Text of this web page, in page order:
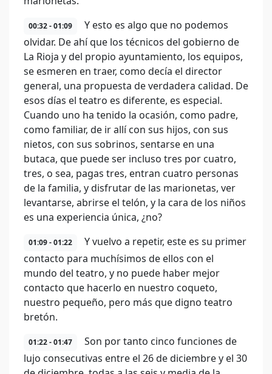
00:32 - 01:09
Y esto es algo que no podemos
olvidar. De ahí que los técnicos del gobierno de
La Rioja y del propio ayuntamiento, los equipos,
se esmeren en traer, como decía el director
general, una propuesta de verdadera calidad. De
esos días el teatro es diferente, es especial.
Cuando uno ha tenido la ocasión, como padre,
como familiar, de ir allí con sus hijos, con sus
nietos, con sus sobrinos, sentarse en una
butaca, que puede ser incluso tres por cuatro,
tres, o sea, pagas tres, entran cuatro personas
de la familia, y disfrutar de las marionetas, ver
levantarse, abrirse el telón, y la cara de los niños
es una experiencia única, ¿no?
01:09 - 01:22
Y vuelvo a repetir, este es su primer
contacto para muchísimos de ellos con el
mundo del teatro, y no puede haber mejor
contacto que hacerlo en nuestro coqueto,
nuestro pequeño, pero más que digno teatro
bretón.
01:22 - 01:47
Son por tanto cinco funciones de
lujo consecutivas entre el 26 de diciembre y el 30